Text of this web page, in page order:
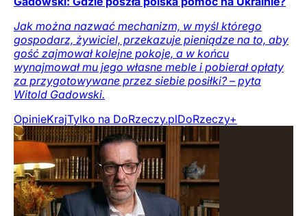
Jak można nazwać mechanizm, w myśl którego
gospodarz, żywiciel, przekazuje pieniądze na to, aby
gość zajmował kolejne pokoje, a w końcu
wynajmował mu jego własne meble i pobierał opłaty
za przygotowywane przez siebie posiłki? – pyta
Witold Gadowski.
OpinieKrajTylko na DoRzeczy.plDoRzeczy+